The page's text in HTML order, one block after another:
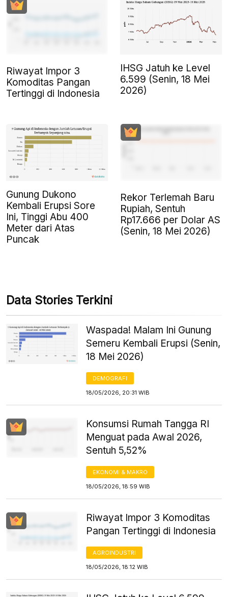
Riwayat Impor 3
Komoditas Pangan
Tertinggi di Indonesia
IHSG Jatuh ke Level
6.599 (Senin, 18 Mei
2026)
Gunung Dukono
Kembali Erupsi Sore
Ini, Tinggi Abu 400
Meter dari Atas
Puncak
Rekor Terlemah Baru
Rupiah, Sentuh
Rp17.666 per Dolar AS
(Senin, 18 Mei 2026)
Data Stories Terkini
Waspada! Malam Ini Gunung
Semeru Kembali Erupsi (Senin,
18 Mei 2026)
DEMOGRAFI
18/05/2026, 20:31 WIB
Konsumsi Rumah Tangga RI
Menguat pada Awal 2026,
Sentuh 5,52%
EKONOMI & MAKRO
18/05/2026, 18:59 WIB
Riwayat Impor 3 Komoditas
Pangan Tertinggi di Indonesia
AGROINDUSTRI
18/05/2026, 18:12 WIB